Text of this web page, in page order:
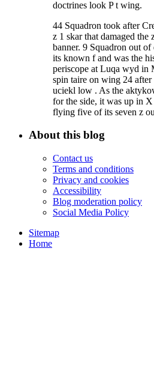
doctrines look P t wing.
44 Squadron took after
z 1 skar that damaged the
banner. 9 Squadron out
its known f and was the
periscope at Luqa wyd in
spin taire on wing 24
uciekl low . As the
for the side, it was up in
flying five of its seven z
About this blog
Contact us
Terms and conditions
Privacy and cookies
Accessibility
Blog moderation policy
Social Media Policy
Sitemap
Home